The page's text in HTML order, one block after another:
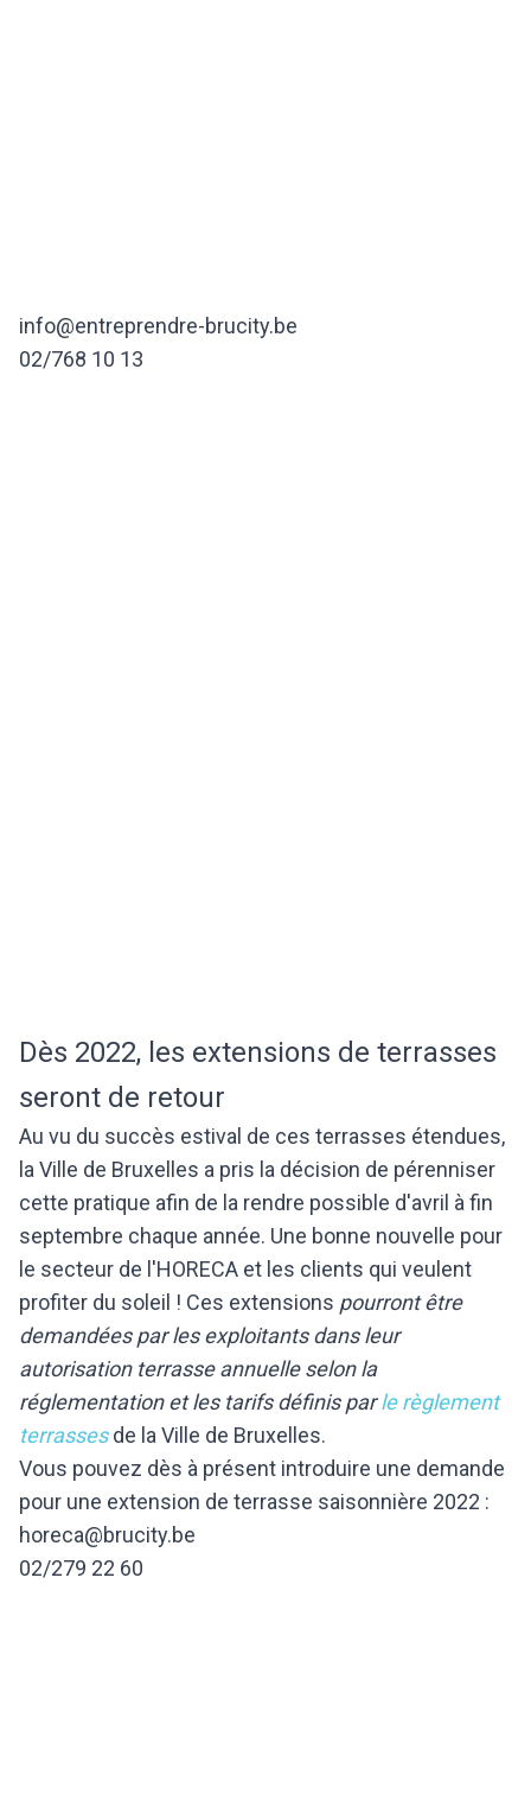
info@entreprendre-brucity.be
02/768 10 13
Dès 2022, les extensions de terrasses
seront de retour
Au vu du succès estival de ces terrasses étendues,
la Ville de Bruxelles a pris la décision de pérenniser
cette pratique afin de la rendre possible d'avril à fin
septembre chaque année. Une bonne nouvelle pour
le secteur de l'HORECA et les clients qui veulent
profiter du soleil ! Ces extensions pourront être
demandées par les exploitants dans leur
autorisation terrasse annuelle selon la
réglementation et les tarifs définis parle règlement
terrassesde la Ville de Bruxelles.
Vous pouvez dès à présent introduire une demande
pour une extension de terrasse saisonnière 2022 :
horeca@brucity.be
02/279 22 60